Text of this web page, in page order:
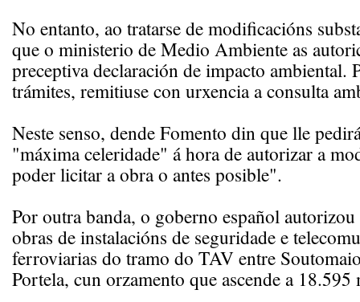
No entanto, ao tratarse de modificacións
que o ministerio de Medio Ambiente as
preceptiva declaración de impacto ambiental.
trámites, remitiuse con urxencia a consulta
Neste senso, dende Fomento din que lle
"máxima celeridade" á hora de autorizar a
poder licitar a obra o antes posible".
Por outra banda, o goberno español
obras de instalacións de seguridade e
ferroviarias do tramo do TAV entre
Portela, cun orzamento que ascende a